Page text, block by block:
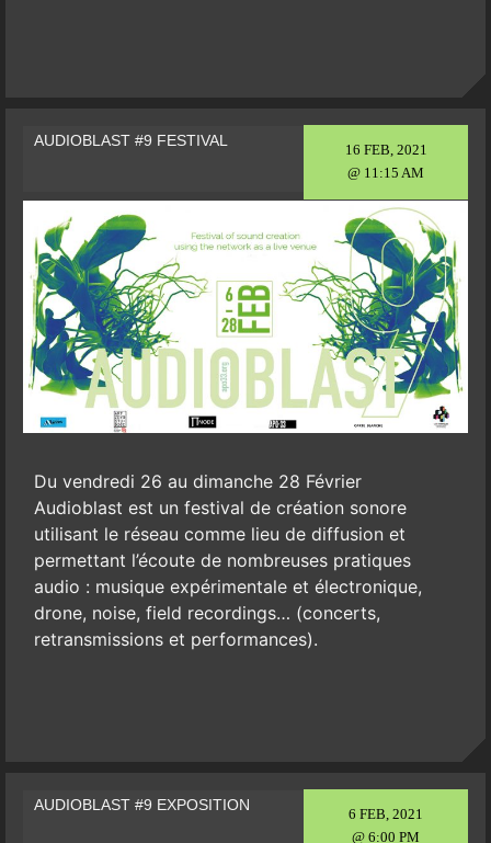
16 FEB, 2021
@ 11:15 AM
AUDIOBLAST #9 FESTIVAL
Du vendredi 26 au dimanche 28 Février
Audioblast est un festival de création sonore
utilisant le réseau comme lieu de diffusion et
permettant l’écoute de nombreuses pratiques
audio : musique expérimentale et électronique,
drone, noise, field recordings… (concerts,
retransmissions et performances).
6 FEB, 2021
@ 6:00 PM
AUDIOBLAST #9 EXPOSITION